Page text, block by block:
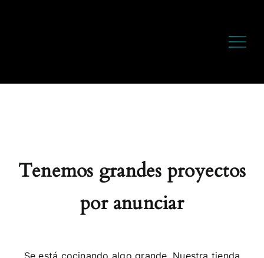
Tenemos grandes proyectos
por anunciar
Se está cocinando algo grande. Nuestra tienda